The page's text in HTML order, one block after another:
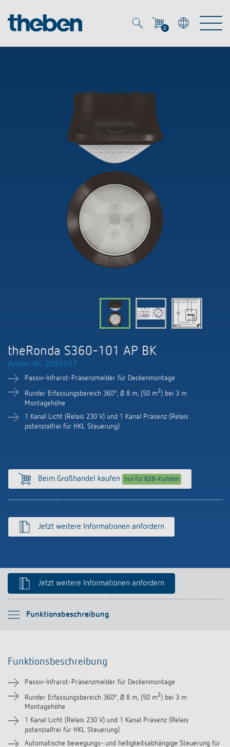
0
Energy Manager
Präsenzmelder & Bewegungsmelder
LED-Leuchten
OEM-Lösungen
Ansprechpartner OEM
OEM-Referenzen
Zeit- und Lichtsteuerung
DALI-2 Lichtsteuerung
KNX-Systeme
KNX Smart Home System LUXORliving
Apps
Referenzen
HEMS
Downloads
Kataloge und Prospekte
Katalogbestellung
Konformitätserklärungen
Unternehmen
Theben AG
Nachhaltigkeit
Engagement
Design
Historie
Technischer Support
Vertrieb Deutschland
Vertrieb Weltweit
Ansprechpartner OEM
theRonda S360-101 AP BK
Artikel-Nr.: 2080557
Passiv-Infrarot-Präsenzmelder für Deckenmontage
Runder Erfassungsbereich 360°, Ø 8 m, (50 m2) bei 3 m
Montagehöhe
1 Kanal Licht (Relais 230 V) und 1 Kanal Präsenz (Relais
potenzialfrei für HKL Steuerung)
Beim Großhandel kaufen nur für B2B-Kunden
Jetzt weitere Informationen anfordern
Jetzt weitere Informationen anfordern
Funktionsbeschreibung
Bitte auswählen
Technische Informationen
Downloads
Zubehör
Funktionsbeschreibung
Passiv-Infrarot-Präsenzmelder für Deckenmontage
Runder Erfassungsbereich 360°, Ø 8 m, (50 m2) bei 3 m
Montagehöhe
1 Kanal Licht (Relais 230 V) und 1 Kanal Präsenz (Relais
potenzialfrei für HKL Steuerung)
Automatische bewegungs- und helligkeitsabhängige Steuerung für